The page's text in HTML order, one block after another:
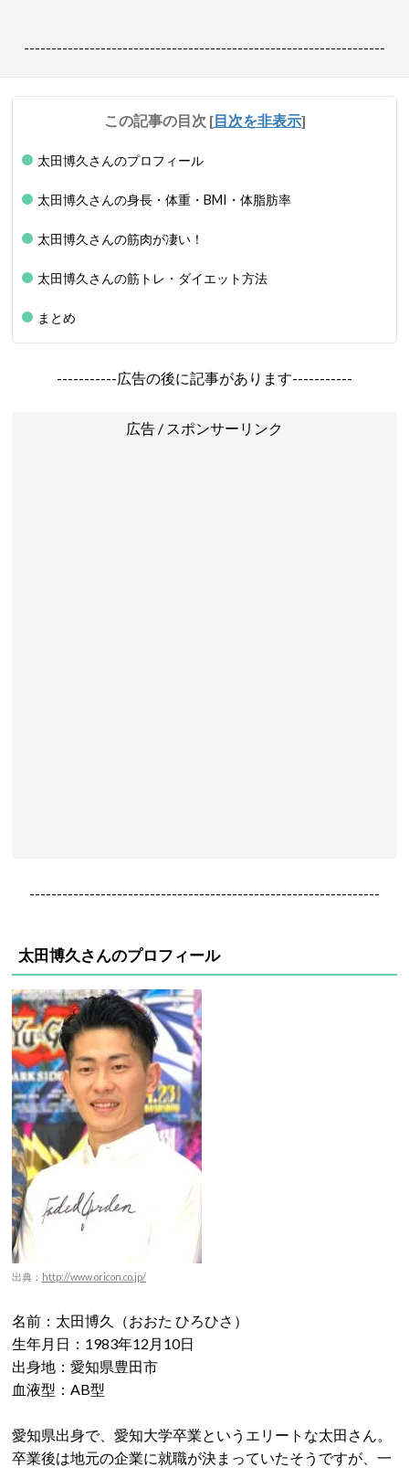
------------------------------------------------------------------
この記事の目次 [目次を非表示]
太田博久さんのプロフィール
太田博久さんの身長・体重・BMI・体脂肪率
太田博久さんの筋肉が凄い！
太田博久さんの筋トレ・ダイエット方法
まとめ
-----------広告の後に記事があります-----------
広告 / スポンサーリンク
----------------------------------------------------------------
太田博久さんのプロフィール
出典： http://www.oricon.co.jp/
名前：太田博久（おおた ひろひさ）
生年月日：1983年12月10日
出身地：愛知県豊田市
血液型：AB型
愛知県出身で、愛知大学卒業というエリートな太田さん。
卒業後は地元の企業に就職が決まっていたそうですが、一